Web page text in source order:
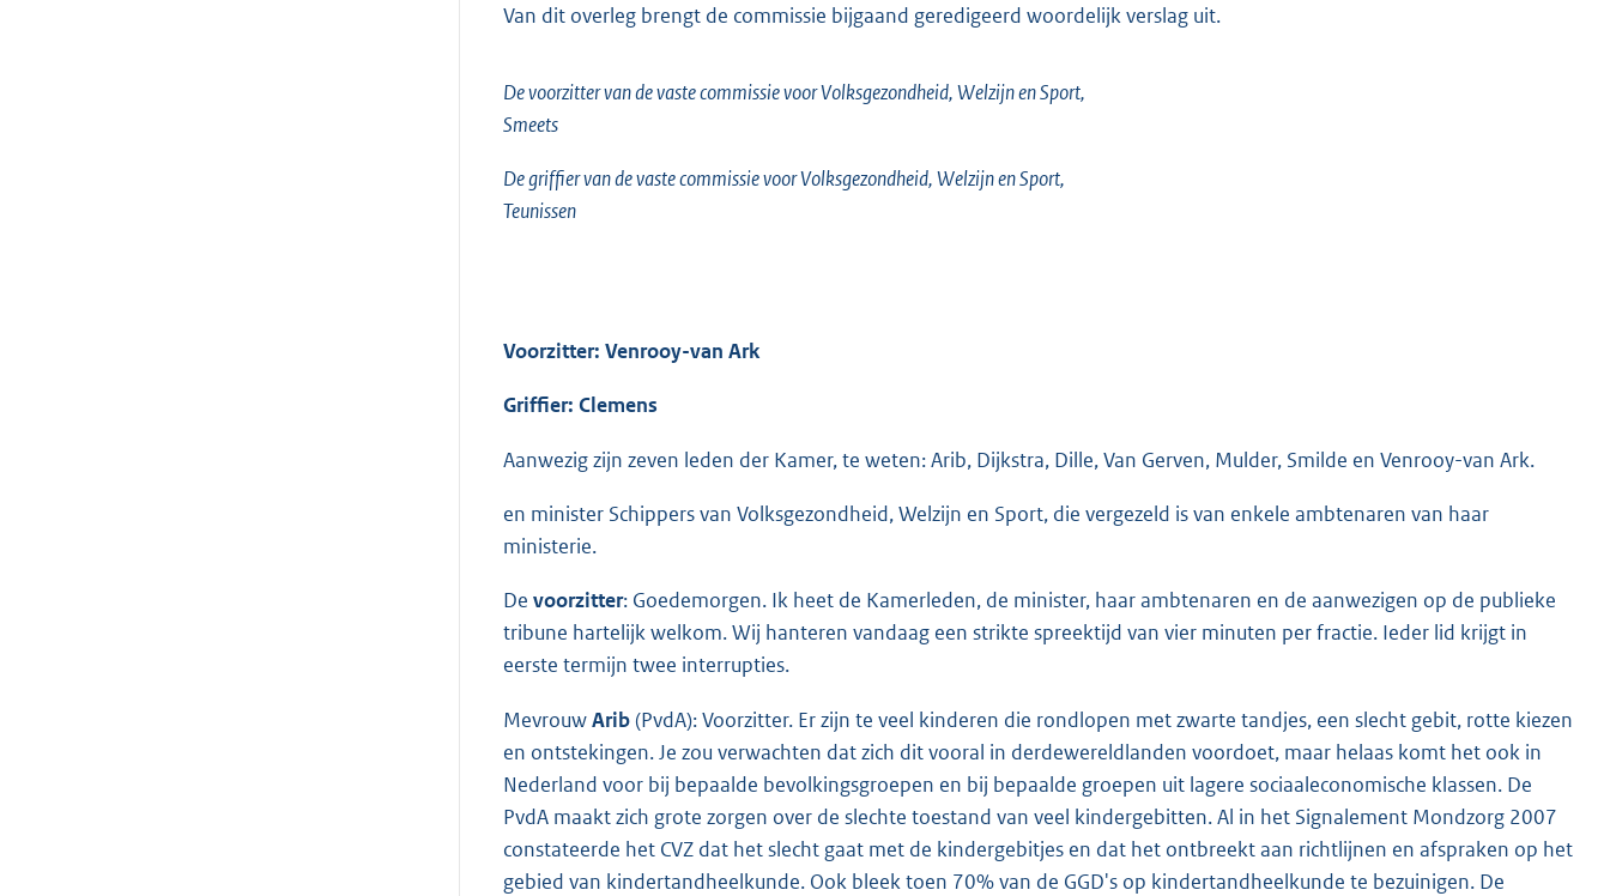
b
Van dit overleg brengt de commissie bijgaand geredigeerd woordelijk verslag uit.
De voorzitter van de vaste commissie voor Volksgezondheid, Welzijn en Sport,
Smeets
De griffier van de vaste commissie voor Volksgezondheid, Welzijn en Sport,
Teunissen
Voorzitter: Venrooy-van Ark
Griffier: Clemens
Aanwezig zijn zeven leden der Kamer, te weten: Arib, Dijkstra, Dille, Van Gerven, Mulder, Smilde en Venrooy-van Ark.
en minister Schippers van Volksgezondheid, Welzijn en Sport, die vergezeld is van enkele ambtenaren van haar
ministerie.
De voorzitter: Goedemorgen. Ik heet de Kamerleden, de minister, haar ambtenaren en de aanwezigen op de publieke
tribune hartelijk welkom. Wij hanteren vandaag een strikte spreektijd van vier minuten per fractie. Ieder lid krijgt in
eerste termijn twee interrupties.
MevrouwArib(PvdA): Voorzitter. Er zijn te veel kinderen die rondlopen met zwarte tandjes, een slecht gebit, rotte kiezen
en ontstekingen. Je zou verwachten dat zich dit vooral in derdewereldlanden voordoet, maar helaas komt het ook in
Nederland voor bij bepaalde bevolkingsgroepen en bij bepaalde groepen uit lagere sociaaleconomische klassen. De
PvdA maakt zich grote zorgen over de slechte toestand van veel kindergebitten. Al in het Signalement Mondzorg 2007
constateerde het CVZ dat het slecht gaat met de kindergebitjes en dat het ontbreekt aan richtlijnen en afspraken op het
gebied van kindertandheelkunde. Ook bleek toen 70% van de GGD's op kindertandheelkunde te bezuinigen. De